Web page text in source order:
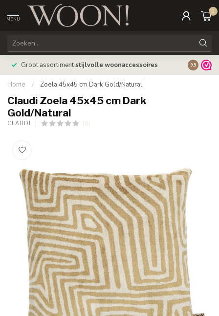
MENU
0
Groot assortimentstijlvolle woonaccessoires 9.9
Home / Zoela 45x45 cm Dark Gold/Natural
Claudi Zoela 45x45 cm Dark
Gold/Natural
CLAUDI (0)